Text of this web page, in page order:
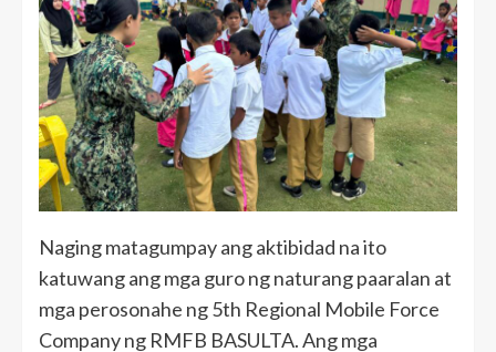
Naging matagumpay ang aktibidad na ito
katuwang ang mga guro ng naturang paaralan at
mga perosonahe ng 5th Regional Mobile Force
Company ng RMFB BASULTA. Ang mga